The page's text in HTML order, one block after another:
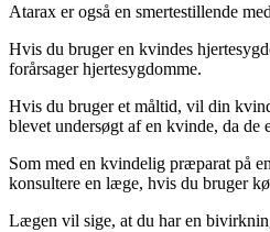
Atarax er også en smertestillende
Hvis du bruger en kvindes
forårsager hjertesygdomme.
Hvis du bruger et måltid, vil din
blevet undersøgt af en kvinde, da de
Som med en kvindelig præparat på
konsultere en læge, hvis du bruger
Lægen vil sige, at du har en